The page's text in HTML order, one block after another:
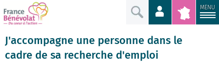
MENU
J'accompagne une personne dans le
cadre de sa recherche d'emploi